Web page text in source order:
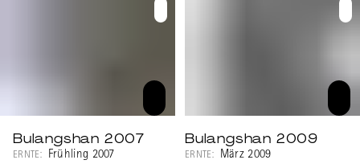
Bulangshan 2007
ERNTE: Frühling 2007
Bulangshan 2009
ERNTE: März 2009